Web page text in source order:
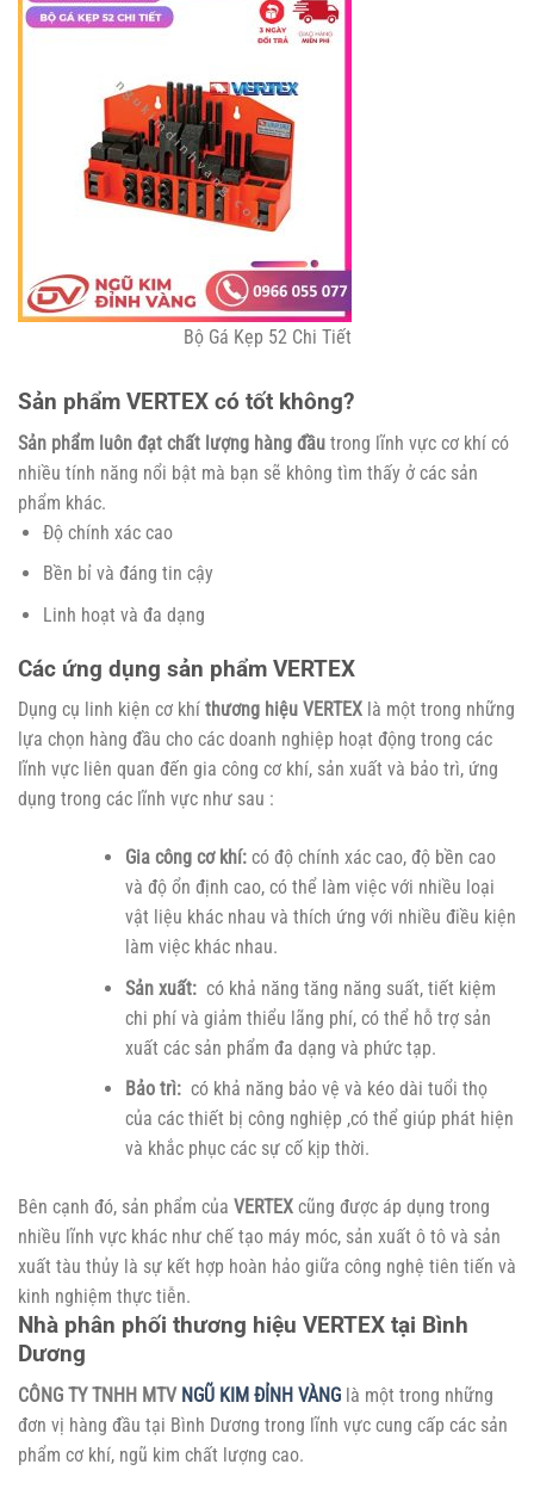
Bộ Gá Kẹp 52 Chi Tiết
Sản phẩm VERTEX có tốt không?
Sản phẩm luôn đạt chất lượng hàng đầu trong lĩnh vực cơ khí có
nhiều tính năng nổi bật mà bạn sẽ không tìm thấy ở các sản
phẩm khác.
Độ chính xác cao
Bền bỉ và đáng tin cậy
Linh hoạt và đa dạng
Các ứng dụng sản phẩm VERTEX
Dụng cụ linh kiện cơ khí thương hiệu VERTEX là một trong những
lựa chọn hàng đầu cho các doanh nghiệp hoạt động trong các
lĩnh vực liên quan đến gia công cơ khí, sản xuất và bảo trì, ứng
dụng trong các lĩnh vực như sau :
Gia công cơ khí:có độ chính xác cao, độ bền cao
và độ ổn định cao, có thể làm việc với nhiều loại
vật liệu khác nhau và thích ứng với nhiều điều kiện
làm việc khác nhau.
Sản xuất:có khả năng tăng năng suất, tiết kiệm
chi phí và giảm thiểu lãng phí, có thể hỗ trợ sản
xuất các sản phẩm đa dạng và phức tạp.
Bảo trì:có khả năng bảo vệ và kéo dài tuổi thọ
của các thiết bị công nghiệp ,có thể giúp phát hiện
và khắc phục các sự cố kịp thời.
Bên cạnh đó, sản phẩm của VERTEX cũng được áp dụng trong
nhiều lĩnh vực khác như chế tạo máy móc, sản xuất ô tô và sản
xuất tàu thủy là sự kết hợp hoàn hảo giữa công nghệ tiên tiến và
kinh nghiệm thực tiễn.
Nhà phân phối thương hiệu VERTEX tại Bình
Dương
CÔNG TY TNHH MTV NGŨ KIM ĐỈNH VÀNG là một trong những
đơn vị hàng đầu tại Bình Dương trong lĩnh vực cung cấp các sản
phẩm cơ khí, ngũ kim chất lượng cao.